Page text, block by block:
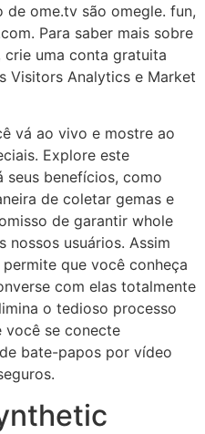
ome.tv são omegle. fun,
Para saber mais sobre
crie uma conta gratuita
Visitors Analytics e Market
vá ao vivo e mostre ao
Explore este
benefícios, como
de coletar gemas e
de garantir whole
nossos usuários. Assim
que você conheça
com elas totalmente
o tedioso processo
você se conecte
bate-papos por vídeo